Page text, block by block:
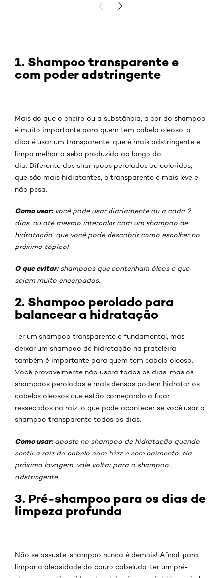
PREVIOUS CARD
NEXT CARD
1. Shampoo transparente e
com poder adstringente
Mais do que o cheiro ou a substância, a cor do shampoo
é muito importante para quem tem cabelo oleoso: a
dica é usar um transparente, que é mais adstringente e
limpa melhor o sebo produzido ao longo do
dia. Diferente dos shampoos perolados ou coloridos,
que são mais hidratantes, o transparente é mais leve e
não pesa.
Como usar:você pode usar diariamente ou a cada 2
dias, ou até mesmo intercalar com um shampoo de
hidratação, que você pode descobrir como escolher no
próximo tópico!
O que evitar:shampoos que contenham óleos e que
sejam muito encorpados.
2. Shampoo perolado para
balancear a hidratação
Ter um shampoo transparente é fundamental, mas
deixar um shampoo de hidratação na prateleira
também é importante para quem tem cabelo oleoso.
Você provavelmente não usará todos os dias, mas os
shampoos perolados e mais densos podem hidratar os
cabelos oleosos que estão começando a ficar
ressecados na raiz, o que pode acontecer se você usar o
shampoo transparente todos os dias.
Como usar:aposte no shampoo de hidratação quando
sentir a raiz do cabelo com frizz e sem caimento. Na
próxima lavagem, vale voltar para o shampoo
adstringente.
3. Pré-shampoo para os dias de
limpeza profunda
Não se assuste, shampoo nunca é demais! Afinal, para
limpar a oleosidade do couro cabeludo, ter um pré-